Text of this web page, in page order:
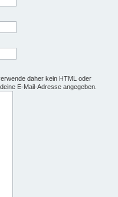
daher kein HTML oder
E-Mail-Adresse angegeben.